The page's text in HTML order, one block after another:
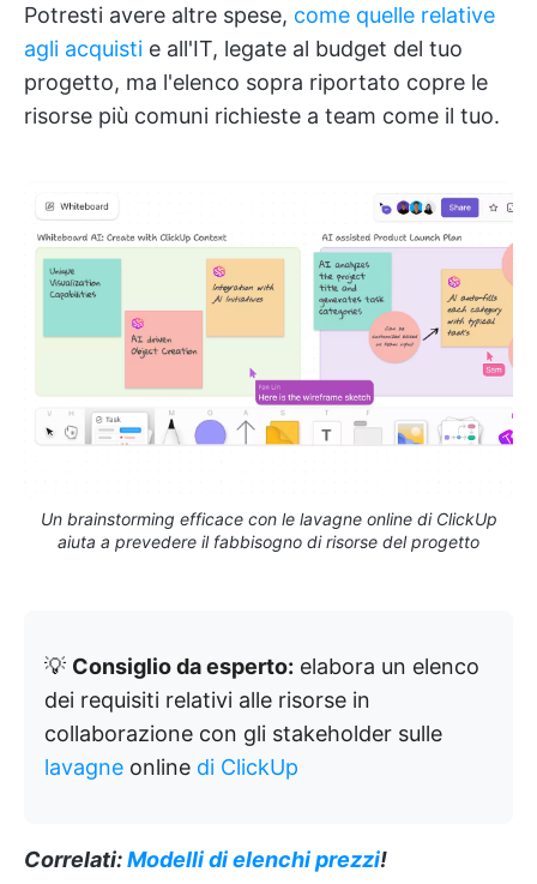
Potresti avere altre spese, come quelle relative
agli acquisti e all'IT, legate al budget del tuo
progetto, ma l'elenco sopra riportato copre le
risorse più comuni richieste a team come il tuo.
Un brainstorming efficace con le lavagne online di ClickUp
aiuta a prevedere il fabbisogno di risorse del progetto
💡 Consiglio da esperto: elabora un elenco
dei requisiti relativi alle risorse in
collaborazione con gli stakeholder sulle
lavagne online di ClickUp
Correlati:Modelli di elenchi prezzi!